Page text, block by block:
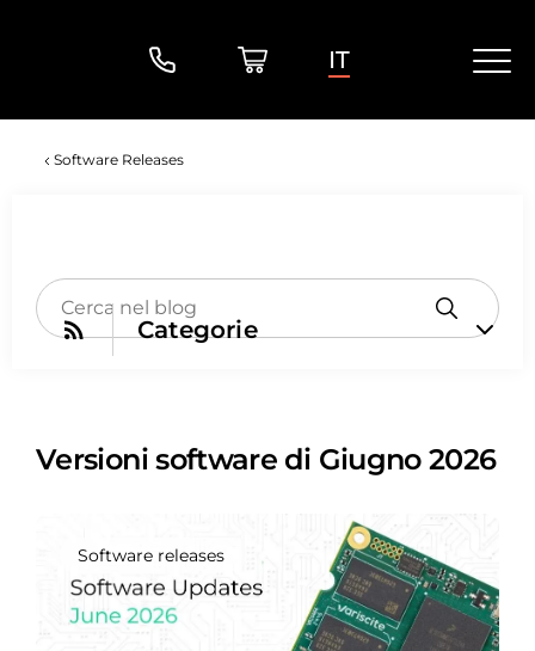
IT
Software Releases
Categorie
Versioni software di Giugno 2026
Software releases